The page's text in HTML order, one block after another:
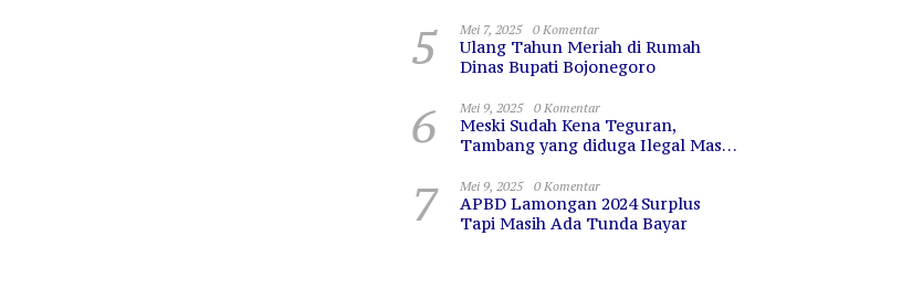
5 Mei 7, 2025 0 Komentar
Ulang Tahun Meriah di Rumah
Dinas Bupati Bojonegoro
6 Mei 9, 2025 0 Komentar
Meski Sudah Kena Teguran,
Tambang yang diduga Ilegal Masih
7 Mei 9, 2025 0 Komentar
APBD Lamongan 2024 Surplus
Tapi Masih Ada Tunda Bayar